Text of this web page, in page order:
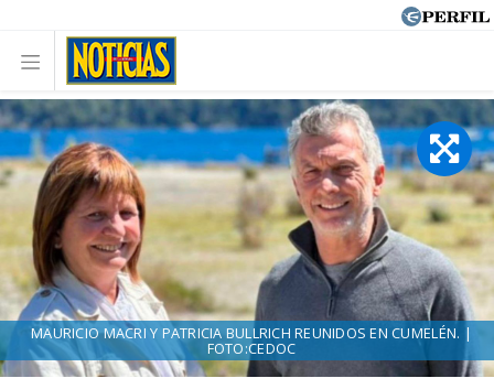
MAURICIO MACRI Y PATRICIA BULLRICH REUNIDOS EN CUMELÉN. |
FOTO:CEDOC